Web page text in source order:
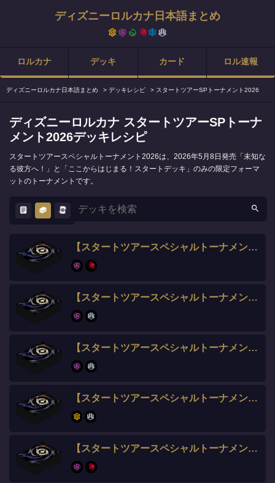
ディズニーロルカナ日本語まとめ
ロルカナ デッキ カード ロル速報
ディズニーロルカナ日本語まとめ > デッキレシピ > スタートツアーSPトーナメント2026
ディズニーロルカナ スタートツアーSPトーナ
メント2026デッキレシピ
スタートツアースペシャルトーナメント2026は、2026年5月8日発売「未知な
る彼方へ！」と「ここからはじまる！スタートデッキ」のみの限定フォーマ
ットのトーナメントです。
【スタートツアースペシャルトーナメント全勝】ころじー選手
【スタートツアースペシャルトーナメント全勝】AK選手
【スタートツアースペシャルトーナメント全勝】メガシー。選手
【スタートツアースペシャルトーナメント全勝】みゃ選手
【スタートツアースペシャルトーナメント全勝】ソガクラノス選手